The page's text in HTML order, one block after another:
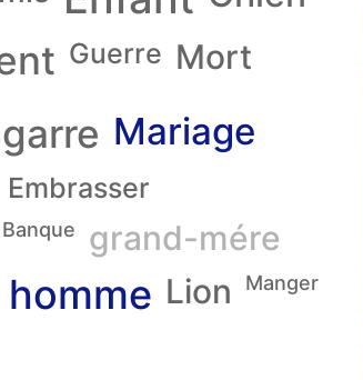
Guerre Mort
Mariage
Embrasser
Banque grand-mére
Lion Manger